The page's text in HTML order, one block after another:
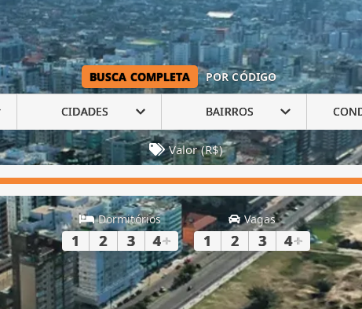
BUSCA COMPLETA POR CÓDIGO
CIDADES BAIRROS
Valor (R$)
Dormitórios
1 2 3 4+
Vagas
1 2 3 4+